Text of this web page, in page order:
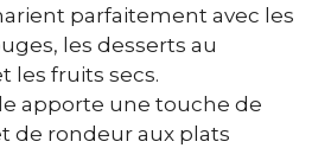
parfaitement avec les
les desserts au
les fruits secs.
apporte une touche de
de rondeur aux plats